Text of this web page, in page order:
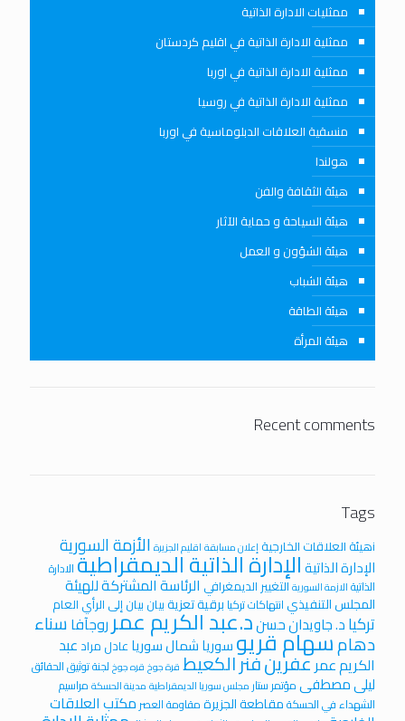
ممثليات الادارة الذاتية
ممثلية الادارة الذاتية في اقليم كردستان
ممثلية الادارة الذاتية في اوربا
ممثلية الادارة الذاتية في روسيا
منسقية العلاقات الدبلوماسية في اوربا
هولندا
هيئة الثقافة والفن
هيئة السياحة و حماية الآثار
هيئة الشؤون و العمل
هيئة الشباب
هيئة الطاقة
هيئة المرأة
Recent comments
Tags
iهيئة العلاقات الخارجية إعلان مسابقة اقليم الجزيرة الأزمة السورية
الإدارة الذاتيةالإدارة الذاتية الديمقراطيةالادارة
الذاتية الازمة السورية التغيير الديمغرافي الرئاسة المشتركة للهيئة
المجلس التنفيذيانتهاكات تركيا برقية تعزيةبيان بيان إلى الرأي العام
تركياد. جاويدان حسند.عبد الكريم عمرروجآفاسناء
دهامسهام قريوسورياشمال سورياعادل مرادعبد
الكريم عمرعفرينفنر الكعيط قرة جوخ قره جوخ لجنة توثيق الحقائق
ليلى مصطفىمؤتمر ستار مجلس سوريا الديمقراطية مدينة الحسكة مراسيم
الشهداء في الحسكةمقاطعة الجزيرةمقاومة العصرمكتب العلاقات